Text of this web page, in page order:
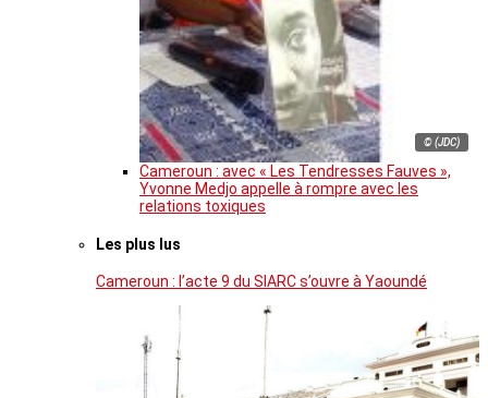
© (JDC)
Cameroun : avec « Les Tendresses Fauves »,
Yvonne Medjo appelle à rompre avec les
relations toxiques
Les plus lus
Cameroun : l’acte 9 du SIARC s’ouvre à Yaoundé